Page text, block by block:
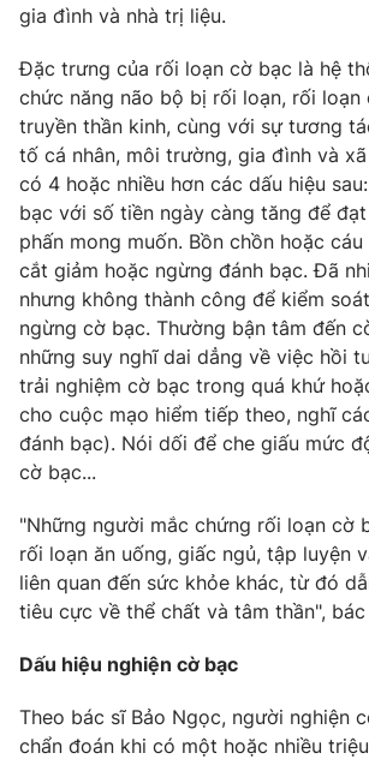
VTV4
VTV9 VTV8
Liên hệ tòa soạn English
THỜI BÁO VTV
Theo dõi báo trên
Cơ quan chủ quản:
Cơ quan báo chí:Thời báo VTV
Giấy phép hoạt động báo in và báo điện tử
cấp ngày 29/12/2023
Tổng Biên tập:Vũ Thanh Thủy
Nguyễn Trọng Ninh
Ðiện thoại Thời báo VTV:
024.66 897 897
gia đình và nhà trị liệu.
Đặc trưng của rối loạn cờ bạc là hệ
chức năng não bộ bị rối loạn, rối loạn
truyền thần kinh, cùng với sự tương
tố cá nhân, môi trường, gia đình và xã
có 4 hoặc nhiều hơn các dấu hiệu
bạc với số tiền ngày càng tăng để
phấn mong muốn. Bồn chồn hoặc
cắt giảm hoặc ngừng đánh bạc. Đã
nhưng không thành công để kiểm
ngừng cờ bạc. Thường bận tâm đến
những suy nghĩ dai dẳng về việc hồi
trải nghiệm cờ bạc trong quá khứ
cho cuộc mạo hiểm tiếp theo, nghĩ
đánh bạc). Nói dối để che giấu mức
cờ bạc...
"Những người mắc chứng rối loạn cờ
rối loạn ăn uống, giấc ngủ, tập luyện
liên quan đến sức khỏe khác, từ đó
tiêu cực về thể chất và tâm thần",
Dấu hiệu nghiện cờ bạc
Theo bác sĩ Bảo Ngọc, người nghiện
chẩn đoán khi có một hoặc nhiều